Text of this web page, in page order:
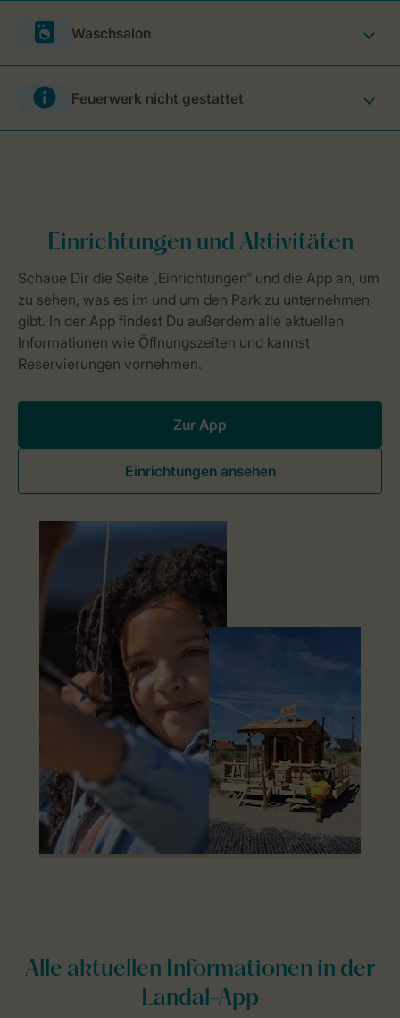
Waschsalon
Feuerwerk nicht gestattet
Zur App
Einrichtungen ansehen